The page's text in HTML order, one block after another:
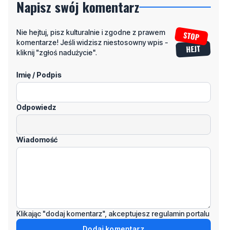
komentarze! Jeśli widzisz niestosowny wpis -
kliknij "zgłoś nadużycie".
Imię / Podpis
Odpowiedz
Wiadomość